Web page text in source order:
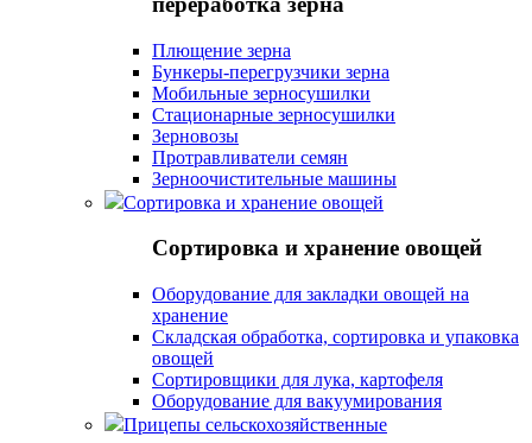
Плющение зерна
Бункеры-перегрузчики зерна
Мобильные зерносушилки
Стационарные зерносушилки
Зерновозы
Протравливатели семян
Зерноочистительные машины
Сортировка и хранение овощей
Сортировка и хранение овощей
Оборудование для закладки овощей на
хранение
Складская обработка, сортировка и упаковка
овощей
Сортировщики для лука, картофеля
Оборудование для вакуумирования
Прицепы сельскохозяйственные